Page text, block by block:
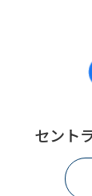
セント